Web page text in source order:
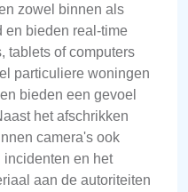
zowel binnen als
en bieden real-time
tablets of computers
particuliere woningen
bieden een gevoel
het afschrikken
camera's ook
incidenten en het
aan de autoriteiten